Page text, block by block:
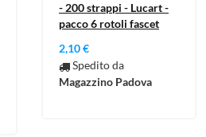
- 200 strappi - Lucart -
pacco 6 rotoli fascet
2,10 €
Spedito da
Magazzino Padova